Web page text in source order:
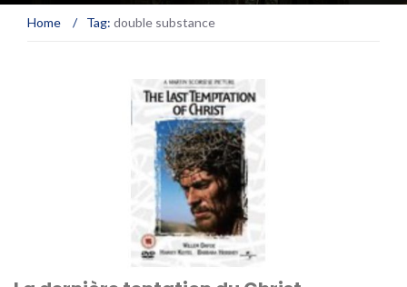
Home / Tag: double substance